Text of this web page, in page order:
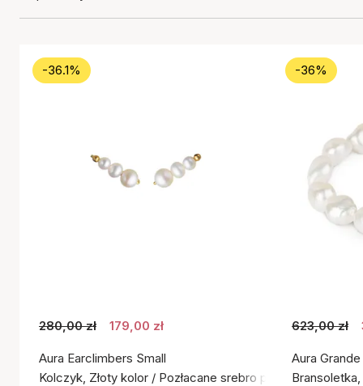
-36.1%
280,00 zł 179,00 zł
Aura Earclimbers Small
Kolczyk, Złoty kolor / Pozłacane srebro próby 925
-36%
623,00 zł
Aura